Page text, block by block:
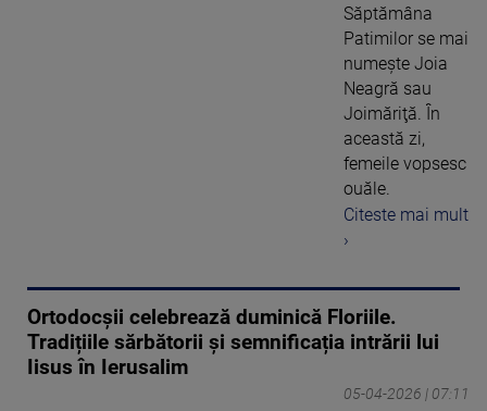
Săptămâna
Patimilor se mai
numeşte Joia
Neagră sau
Joimăriţă. În
această zi,
femeile vopsesc
ouăle.
Citeste mai mult
›
Ortodocșii celebrează duminică Floriile.
Tradițiile sărbătorii și semnificația intrării lui
Iisus în Ierusalim
05-04-2026 | 07:11